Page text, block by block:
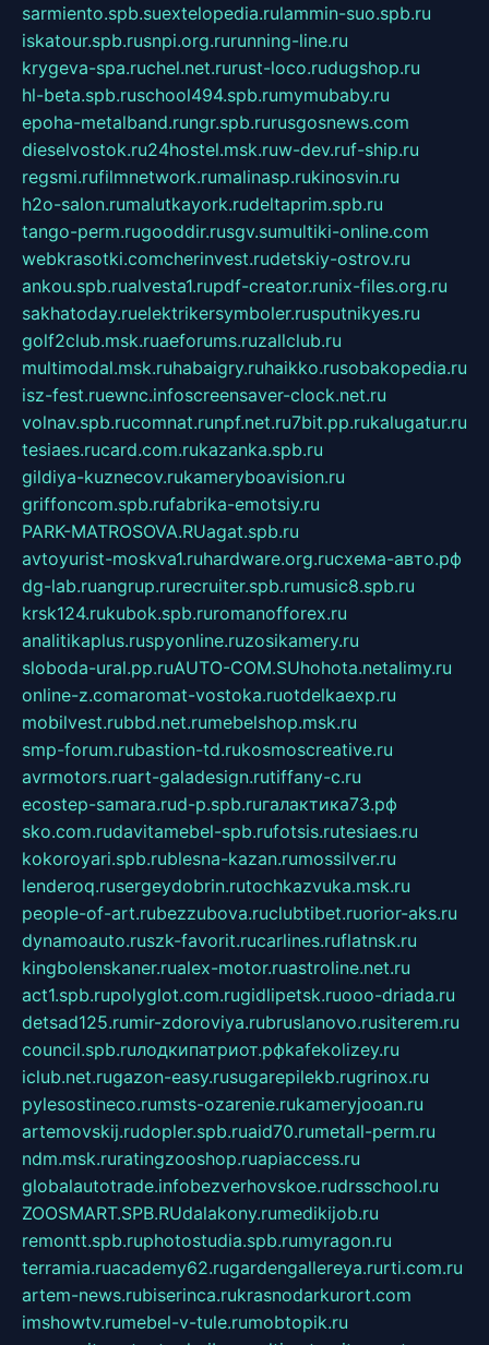
sarmiento.spb.suextelopedia.rulammin-suo.spb.ru
iskatour.spb.rusnpi.org.rurunning-line.ru
krygeva-spa.ruchel.net.rurust-loco.rudugshop.ru
hl-beta.spb.ruschool494.spb.rumymubaby.ru
epoha-metalband.rungr.spb.rurusgosnews.com
dieselvostok.ru24hostel.msk.ruw-dev.ruf-ship.ru
regsmi.rufilmnetwork.rumalinasp.rukinosvin.ru
h2o-salon.rumalutkayork.rudeltaprim.spb.ru
tango-perm.rugooddir.rusgv.sumultiki-online.com
webkrasotki.comcherinvest.rudetskiy-ostrov.ru
ankou.spb.rualvesta1.rupdf-creator.runix-files.org.ru
sakhatoday.ruelektrikersymboler.rusputnikyes.ru
golf2club.msk.ruaeforums.ruzallclub.ru
multimodal.msk.ruhabaigry.ruhaikko.rusobakopedia.ru
isz-fest.ruewnc.infoscreensaver-clock.net.ru
volnav.spb.rucomnat.runpf.net.ru7bit.pp.rukalugatur.ru
tesiaes.rucard.com.rukazanka.spb.ru
gildiya-kuznecov.rukameryboavision.ru
griffoncom.spb.rufabrika-emotsiy.ru
PARK-MATROSOVA.RUagat.spb.ru
avtoyurist-moskva1.ruhardware.org.ruсхема-авто.рф
dg-lab.ruangrup.rurecruiter.spb.rumusic8.spb.ru
krsk124.rukubok.spb.ruromanofforex.ru
analitikaplus.ruspyonline.ruzosikamery.ru
sloboda-ural.pp.ruAUTO-COM.SUhohota.netalimy.ru
online-z.comaromat-vostoka.ruotdelkaexp.ru
mobilvest.rubbd.net.rumebelshop.msk.ru
smp-forum.rubastion-td.rukosmoscreative.ru
avrmotors.ruart-galadesign.rutiffany-c.ru
ecostep-samara.rud-p.spb.ruгалактика73.рф
sko.com.rudavitamebel-spb.rufotsis.rutesiaes.ru
kokoroyari.spb.rublesna-kazan.rumossilver.ru
lenderoq.rusergeydobrin.rutochkazvuka.msk.ru
people-of-art.rubezzubova.ruclubtibet.ruorior-aks.ru
dynamoauto.ruszk-favorit.rucarlines.ruflatnsk.ru
kingbolenskaner.rualex-motor.ruastroline.net.ru
act1.spb.rupolyglot.com.rugidlipetsk.ruooo-driada.ru
detsad125.rumir-zdoroviya.rubruslanovo.rusiterem.ru
council.spb.ruлодкипатриот.рфkafekolizey.ru
iclub.net.rugazon-easy.rusugarepilekb.rugrinox.ru
pylesostineco.rumsts-ozarenie.rukameryjooan.ru
artemovskij.rudopler.spb.ruaid70.rumetall-perm.ru
ndm.msk.ruratingzooshop.ruapiaccess.ru
globalautotrade.infobezverhovskoe.rudrsschool.ru
ZOOSMART.SPB.RUdalakony.rumedikijob.ru
remontt.spb.ruphotostudia.spb.rumyragon.ru
terramia.ruacademy62.rugardengallereya.rurti.com.ru
artem-news.rubiserinca.rukrasnodarkurort.com
imshowtv.rumebel-v-tule.rumobtopik.ru